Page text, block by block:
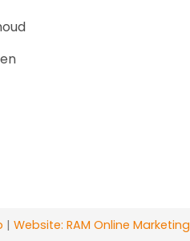
| Website: RAM Online Marketing